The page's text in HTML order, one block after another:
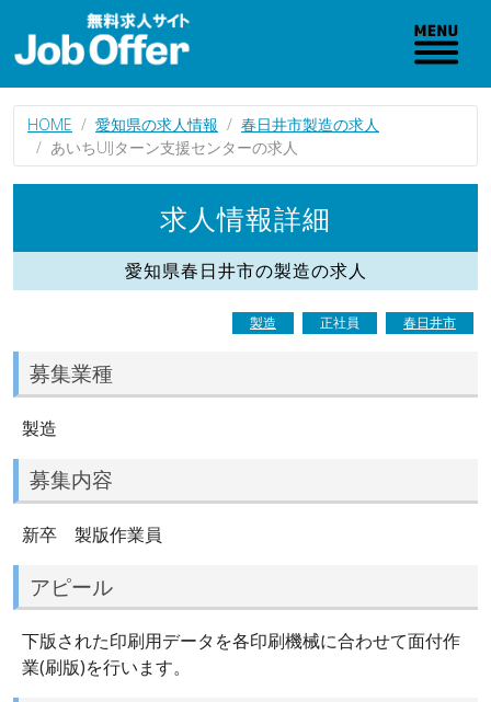
HOME 愛知県の求人情報
春日井市製造の求人
あいちUIJターン支援センターの求人
求人情報詳細
愛知県春日井市の製造の求人
製造 正社員 春日井市
募集業種
製造
募集内容
新卒 製版作業員
アピール
下版された印刷用データを各印刷機械に合わせて面付作
業(刷版)を行います。